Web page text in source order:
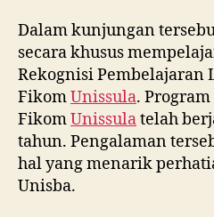
Dalam kunjungan
secara khusus
Rekognisi Pembelajaran
FikomUnissula. Program
FikomUnissulatelah
tahun. Pengalaman
hal yang menarik
Unisba.